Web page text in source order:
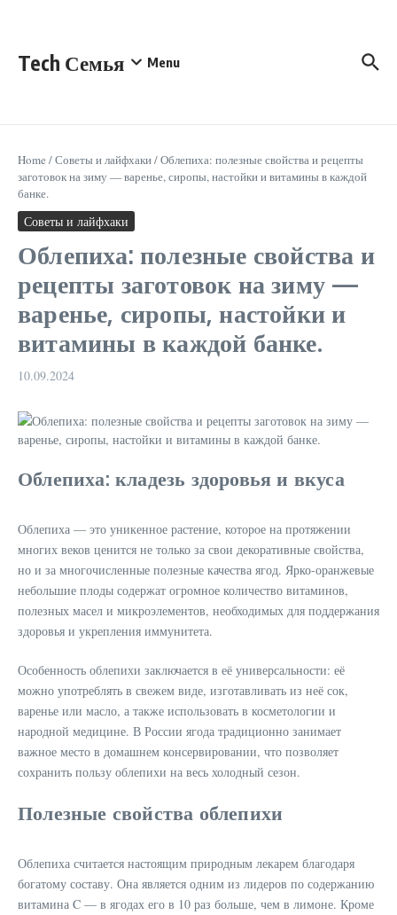
Tech Семья Menu
Home /Советы и лайфхаки/Облепиха: полезные свойства и рецепты
заготовок на зиму — варенье, сиропы, настойки и витамины в каждой
банке.
Советы и лайфхаки
Облепиха: полезные свойства и
рецепты заготовок на зиму —
варенье, сиропы, настойки и
витамины в каждой банке.
10.09.2024
Облепиха: кладезь здоровья и вкуса
Облепиха — это уникенное растение, которое на протяжении
многих веков ценится не только за свои декоративные свойства,
но и за многочисленные полезные качества ягод. Ярко-оранжевые
небольшие плоды содержат огромное количество витаминов,
полезных масел и микроэлементов, необходимых для поддержания
здоровья и укрепления иммунитета.
Особенность облепихи заключается в её универсальности: её
можно употреблять в свежем виде, изготавливать из неё сок,
варенье или масло, а также использовать в косметологии и
народной медицине. В России ягода традиционно занимает
важное место в домашнем консервировании, что позволяет
сохранить пользу облепихи на весь холодный сезон.
Полезные свойства облепихи
Облепиха считается настоящим природным лекарем благодаря
богатому составу. Она является одним из лидеров по содержанию
витамина C — в ягодах его в 10 раз больше, чем в лимоне. Кроме